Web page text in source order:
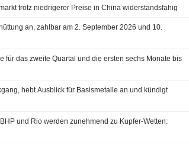
trotz niedrigerer Preise in China widerstandsfähig
an, zahlbar am 2. September 2026 und 10.
für das zweite Quartal und die ersten sechs Monate bis
hebt Ausblick für Basismetalle an und kündigt
und Rio werden zunehmend zu Kupfer-Wetten: